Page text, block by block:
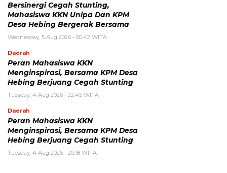
Bersinergi Cegah Stunting,
Mahasiswa KKN Unipa Dan KPM
Desa Hebing Bergerak Bersama
Wednesday, 5 Aug 2026 - 00:42 WITA
Daerah
Peran Mahasiswa KKN
Menginspirasi, Bersama KPM Desa
Hebing Berjuang Cegah Stunting
Tuesday, 4 Aug 2026 - 22:45 WITA
Daerah
Peran Mahasiswa KKN
Menginspirasi, Bersama KPM Desa
Hebing Berjuang Cegah Stunting
Tuesday, 4 Aug 2026 - 20:18 WITA